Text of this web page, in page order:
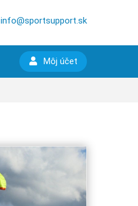
info@sportsupport.sk
Môj účet